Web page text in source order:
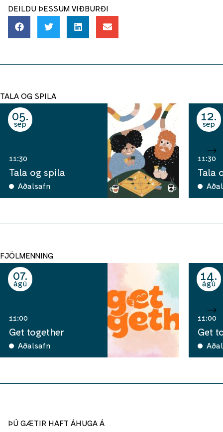
DEILDU ÞESSUM VIÐBURÐI
TALA OG SPILA
05
sep
11:30
Tala og spila
Aðalsafn
12
sep
11:30
Tala
FJÖLMENNING
07
ágú
11:00
Get together
Aðalsafn
14
ágú
11:00
Get
ÞÚ GÆTIR HAFT ÁHUGA Á